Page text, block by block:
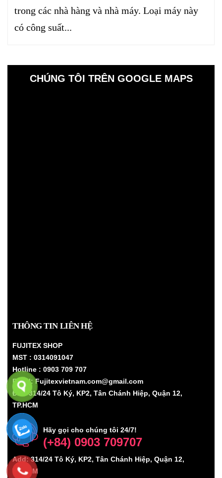
trong các nhà hàng và nhà máy. Loại máy này
có công suất...
CHÚNG TÔI TRÊN GOOGLE MAPS
THÔNG TIN LIÊN HỆ
FUJITEX SHOP
MST : 0314091047
Hotline : 0903 709 707
Email: Fujitexvietnam.com@gmail.com
Đ/C: 314/24 Tô Ký, KP2, Tân Chánh Hiệp, Quận 12,
TP.HCM
Hãy gọi cho chúng tôi 24/7!
(+84) 0903 709707
Add: 314/24 Tô Ký, KP2, Tân Chánh Hiệp, Quận 12,
TP.HCM